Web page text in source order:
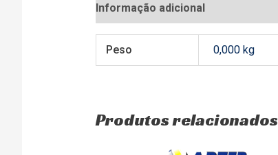
Informação adicional
Peso 0,000 kg
Produtos relacionados